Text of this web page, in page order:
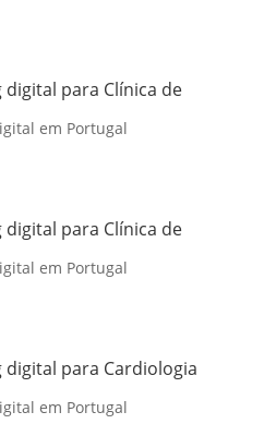
para Clínica de
em Portugal
para Clínica de
em Portugal
para Cardiologia
em Portugal